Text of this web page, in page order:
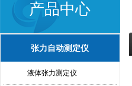
产品中心
张力自动测定仪
液体张力测定仪